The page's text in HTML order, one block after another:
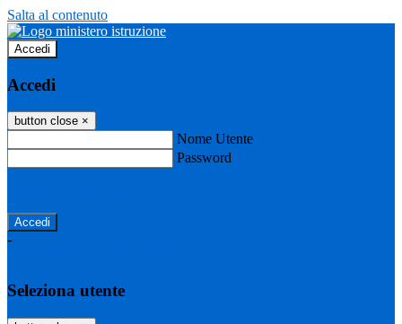
Salta al contenuto
Accedi
Accedi
button close ×
Nome Utente
Password
-
Seleziona utente